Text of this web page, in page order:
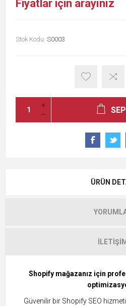
Fiyatlar için arayınız
Stok Kodu: S0003
ÜRÜN
İLETIŞIM
Shopify mağazanız için
Güvenilir bir Shopify SEO